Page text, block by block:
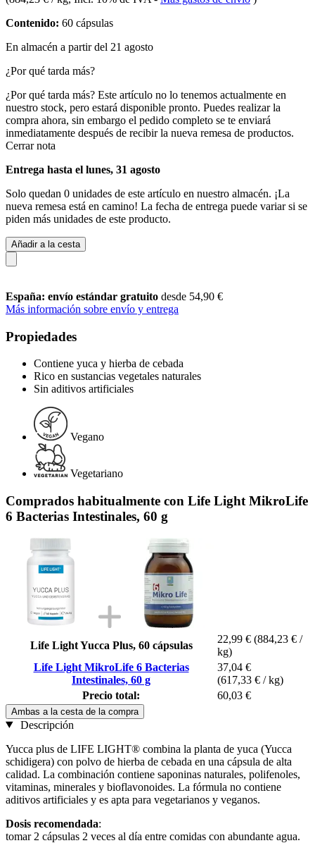
Contenido: 60 cápsulas
En almacén a partir del 21 agosto
¿Por qué tarda más?
¿Por qué tarda más? Este artículo no lo tenemos actualmente en
nuestro stock, pero estará disponible pronto. Puedes realizar la
compra ahora, sin embargo el pedido completo se te enviará
inmediatamente después de recibir la nueva remesa de productos.
Cerrar nota
Entrega hasta el lunes, 31 agosto
Solo quedan 0 unidades de este artículo en nuestro almacén. ¡La
nueva remesa está en camino! La fecha de entrega puede variar si se
piden más unidades de este producto.
Añadir a la cesta
España: envío estándar gratuito desde 54,90 €
Más información sobre envío y entrega
Propiedades
Contiene yuca y hierba de cebada
Rico en sustancias vegetales naturales
Sin aditivos artificiales
Vegano
Vegetariano
Comprados habitualmente con Life Light MikroLife
6 Bacterias Intestinales, 60 g
Life Light Yucca Plus, 60 cápsulas
22,99 € (884,23 € /
kg)
Life Light MikroLife 6 Bacterias
Intestinales, 60 g
37,04 €
(617,33 € / kg)
Precio total:
60,03 €
Ambas a la cesta de la compra
Descripción
Yucca plus de LIFE LIGHT® combina la planta de yuca (Yucca
schidigera) con polvo de hierba de cebada en una cápsula de alta
calidad. La combinación contiene saponinas naturales, polifenoles,
vitaminas, minerales y bioflavonoides. La fórmula no contiene
aditivos artificiales y es apta para vegetarianos y veganos.
Dosis recomendada:
tomar 2 cápsulas 2 veces al día entre comidas con abundante agua.